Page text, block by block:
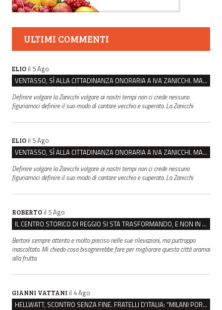
ULTIMI COMMENTI
ELIO il 5 Ago
VENTASSO, SÌ ALLA CITTADINANZA ONORARIA A IVA ZANICCHI. MA BARGIACCHI: “È DI PESSIMO GUSTO”
Definire volgare la Zanicchi volgare ai nostri tempi non ci crede nessuno
figuriamoci definire il suo modo di cantare vecchio e superato. La Zanicchi
ELIO il 5 Ago
VENTASSO, SÌ ALLA CITTADINANZA ONORARIA A IVA ZANICCHI. MA BARGIACCHI: “È DI PESSIMO GUSTO”
Definire volgare la Zanicchi volgare ai nostri tempi non ci crede nessuno
figuriamoci definire il suo modo di cantare vecchio e superato. La Zanicchi
ROBERTO il 5 Ago
IL CENTRO STORICO DI REGGIO SI STA TRASFORMANDO, E NON IN MEGLIO
Bertoni sempre attento e molto preciso nelle sue rilevazioni, ma purtroppo
inascoltato. Mi chiedo cosa bisognerebbe fare per migliorare questa città oramai
alla frutta.
GIANNI VATTANI il 4 Ago
HELLWATT, SCONTRO SENZA FINE. FRATELLI D’ITALIA: “MILANI PORTA DOCUMENTI, DE FRANCO INSULTI”